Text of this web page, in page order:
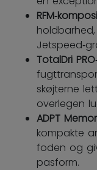
TotalDri
skøjterne
overlegen
ADPT
kompakte
foden og
pasform.